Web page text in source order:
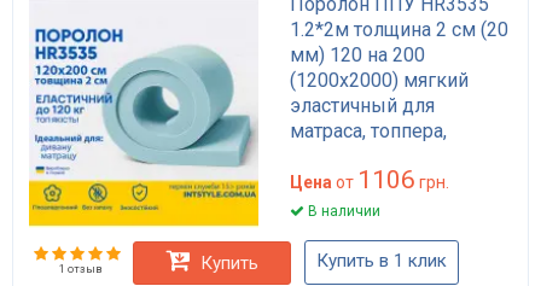
1.2*2м толщина 2 см (20
мм) 120 на 200
(1200х2000) мягкий
эластичный для
матраса, топпера,
Цена от 1106 грн.
В наличии
1 отзыв Купить Купить в 1 клик